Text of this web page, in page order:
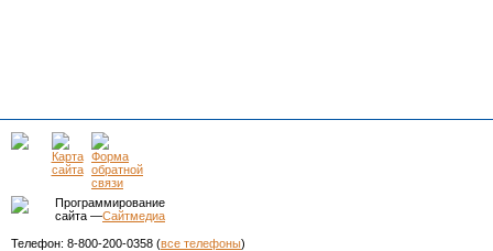
Программирование
сайта —Сайтмедиа
Телефон: 8-800-200-0358 (все телефоны)